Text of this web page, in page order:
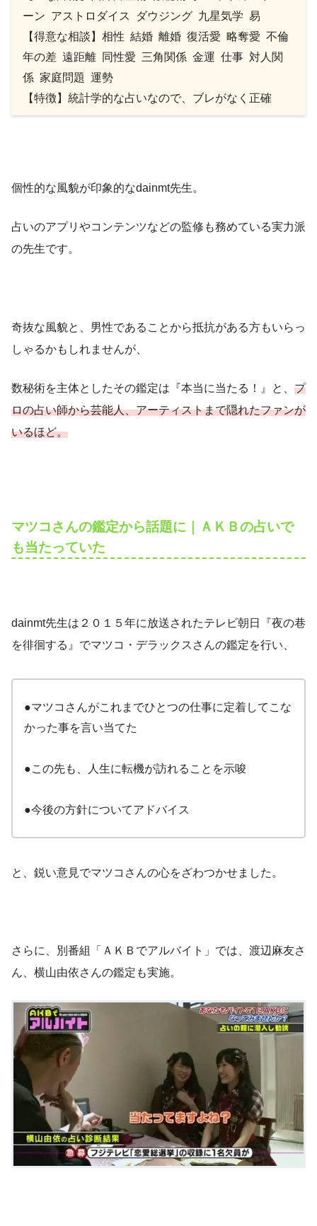
ーン アストロダイス ダウジング 九星気学 易
【得意な相談】相性 結婚 離婚 復活愛 略奪愛 不倫
年の差 遠距離 同性愛 三角関係 金運 仕事 対人関
係 家庭問題 運勢
【特徴】統計学的な占いなので、ブレがなく正確
個性的な風貌が印象的なdainmt先生。
占いのアプリやコンテンツなどの監修も務めている実力派
の先生です。
奇抜な風貌と、男性であることから抵抗がある方もいらっ
しゃるかもしれませんが、
数秘術を主体としたその鑑定は『本当に当たる！』と、 プ
ロの占い師から芸能人、アーティストまで隠れたファンが
いるほど。
マツコさんの鑑定から話題に｜ＡＫＢの占いで
も当たっていた
dainmt先生は２０１５年に放送されたテレビ朝日『夜の巷
を徘徊する』でマツコ・デラックスさんの鑑定を行い、
●マツコさんがこれまでひとつの仕事に定着してこな
かった事を言い当てた
●この先も、人生に転機が訪れることを示唆
●今後の方針についてアドバイス
と、鋭い意見でマツコさんの心をざわつかせました。
さらに、別番組「ＡＫＢでアルバイト」では、渡辺麻友さ
ん、横山由依さんの鑑定も実施。